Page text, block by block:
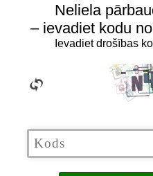
Neliela
– ievadiet kodu
Ievadiet drošības